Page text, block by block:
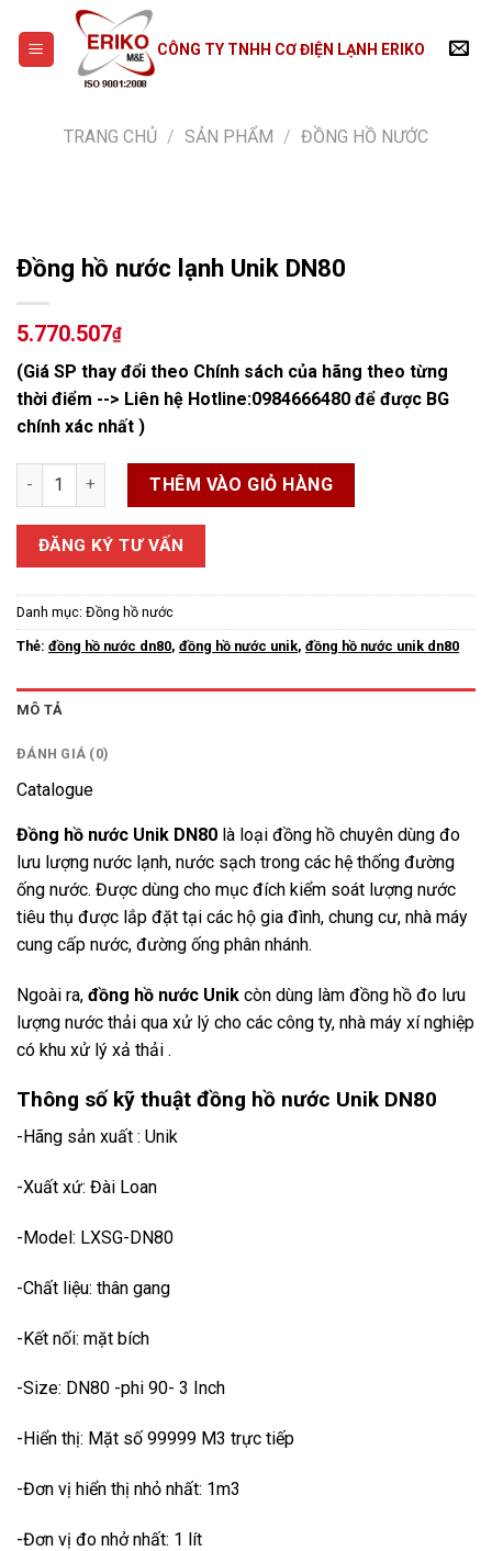
content
CÔNG TY TNHH CƠ ĐIỆN LẠNH ERIKO
TRANG CHỦ / SẢN PHẨM / ĐỒNG HỒ NƯỚC
Đồng hồ nước lạnh Unik DN80
5.770.507₫
(Giá SP thay đổi theo Chính sách của hãng theo từng
thời điểm --> Liên hệ Hotline:0984666480 để được BG
chính xác nhất )
Đồng hồ nước lạnh Unik DN80 số lượng
THÊM VÀO GIỎ HÀNG
ĐĂNG KÝ TƯ VẤN
Danh mục: Đồng hồ nước
Thẻ: đồng hồ nước dn80, đồng hồ nước unik, đồng hồ nước unik dn80
MÔ TẢ
ĐÁNH GIÁ (0)
Catalogue
Đồng hồ nước Unik DN80 là loại đồng hồ chuyên dùng đo
lưu lượng nước lạnh, nước sạch trong các hệ thống đường
ống nước. Được dùng cho mục đích kiểm soát lượng nước
tiêu thụ được lắp đặt tại các hộ gia đình, chung cư, nhà máy
cung cấp nước, đường ống phân nhánh.
Ngoài ra, đồng hồ nước Unik còn dùng làm đồng hồ đo lưu
lượng nước thải qua xử lý cho các công ty, nhà máy xí nghiệp
có khu xử lý xả thải .
Thông số kỹ thuật đồng hồ nước Unik DN80
-Hãng sản xuất : Unik
-Xuất xứ: Đài Loan
-Model: LXSG-DN80
-Chất liệu: thân gang
-Kết nối: mặt bích
-Size: DN80 -phi 90- 3 Inch
-Hiển thị: Mặt số 99999 M3 trực tiếp
-Đơn vị hiển thị nhỏ nhất: 1m3
-Đơn vị đo nhở nhất: 1 lít